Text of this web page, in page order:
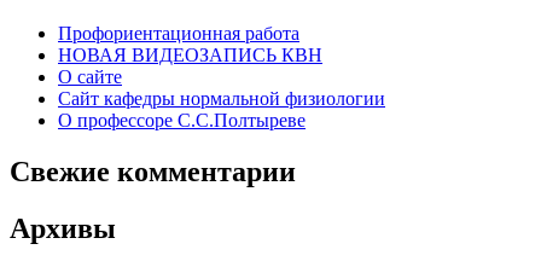
Профориентационная работа
НОВАЯ ВИДЕОЗАПИСЬ КВН
О сайте
Сайт кафедры нормальной физиологии
О профессоре С.С.Полтыреве
Свежие комментарии
Архивы